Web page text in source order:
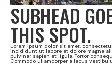
SUBHEAD
THIS SPOT.
Lorem ipsum dolor sit amet,
incididunt ut labore et dolore magna
pulvinar sapien et ligula. Tortor
Commodo ullamcorper a lacus